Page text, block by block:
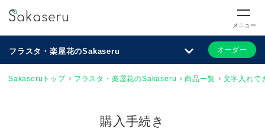
メニュー
フラスタ・楽屋花のSakaseru オーダー
Sakaseruトップ フラスタ・楽屋花のSakaseru 商品一覧 文字入れで
購入手続き